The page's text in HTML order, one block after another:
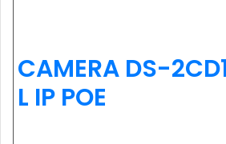
CAMERA DS-
L IP POE